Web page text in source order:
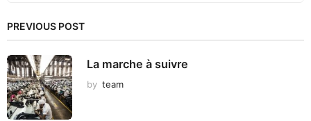
PREVIOUS POST
La marche à suivre
by team